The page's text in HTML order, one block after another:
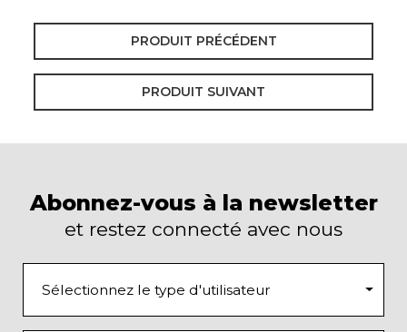
PRODUIT PRÉCÉDENT
PRODUIT SUIVANT
Abonnez-vous à la newsletter
et restez connecté avec nous